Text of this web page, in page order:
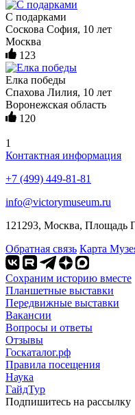
С подарками
Соскова София, 10 лет
Москва
123
Елка победы
Спахова Лилия, 10 лет
Воронежская область
120
1
Контактная информация
+7 (499) 449-81-81
info@victorymuseum.ru
121293, Москва, Площадь
Обратная связь Карта
Сохраним историю вместе
Планшетные выставки
Передвижные выставки
Вакансии
Вопросы и ответы
Отзывы
Госкаталог.рф
Правила посещения
Наука
ГайдТур
Подпишитесь на рассылку